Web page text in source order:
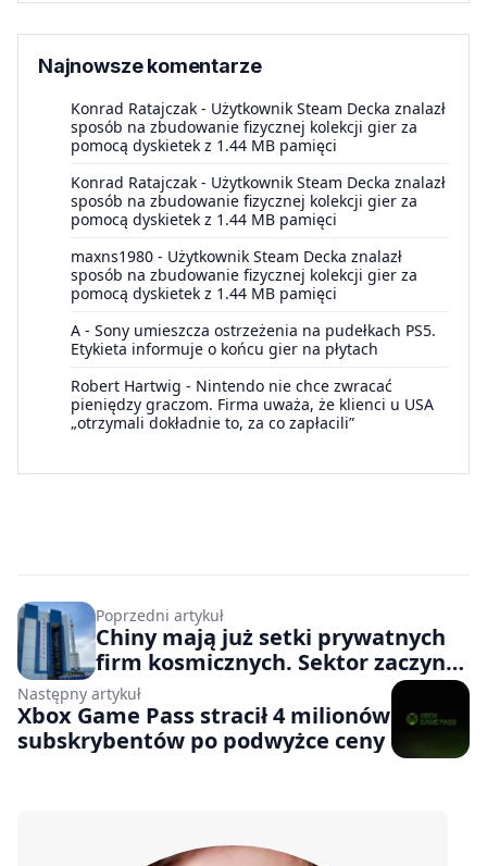
Najnowsze komentarze
Konrad Ratajczak - Użytkownik Steam Decka znalazł
sposób na zbudowanie fizycznej kolekcji gier za
pomocą dyskietek z 1.44 MB pamięci
Konrad Ratajczak - Użytkownik Steam Decka znalazł
sposób na zbudowanie fizycznej kolekcji gier za
pomocą dyskietek z 1.44 MB pamięci
maxns1980 - Użytkownik Steam Decka znalazł
sposób na zbudowanie fizycznej kolekcji gier za
pomocą dyskietek z 1.44 MB pamięci
A - Sony umieszcza ostrzeżenia na pudełkach PS5.
Etykieta informuje o końcu gier na płytach
Robert Hartwig - Nintendo nie chce zwracać
pieniędzy graczom. Firma uważa, że klienci u USA
„otrzymali dokładnie to, za co zapłacili”
Poprzedni artykuł
Chiny mają już setki prywatnych
firm kosmicznych. Sektor zaczyna
realnie zagrażać Amerykanom i
SpaceX
Następny artykuł
Xbox Game Pass stracił 4 milionów
subskrybentów po podwyżce ceny